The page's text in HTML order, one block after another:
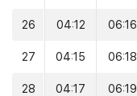
26 04:12 06:16
27 04:15 06:18
28 04:17 06:19